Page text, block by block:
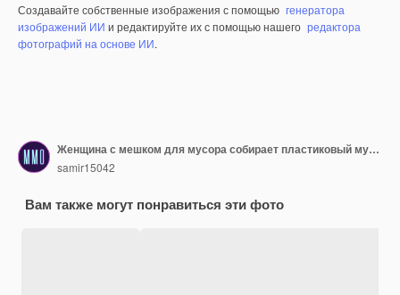
Создавайте собственные изображения с помощью генератора
изображений ИИ и редактируйте их с помощью нашего редактора
фотографий на основе ИИ.
Женщина с мешком для мусора собирает пластиковый мусор в осеннем лесу, спасая планету от мусора
samir15042
Вам также могут понравиться эти фото